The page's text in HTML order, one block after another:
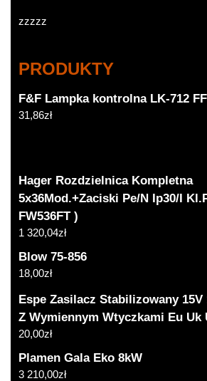
zzzzz
PRODUKTY
F&F Lampka kontrolna LK-712
31,86zł
Hager Rozdzielnica Kompletna
5x36Mod.+Zaciski Pe/N Ip30/I
FW536FT )
1 320,04zł
Blow 75-856
18,00zł
Espe Zasilacz Stabilizowany 15V
Z Wymiennym Wtyczkami Eu Uk
20,00zł
Plamen Gala Eko 8kW
3 210,00zł